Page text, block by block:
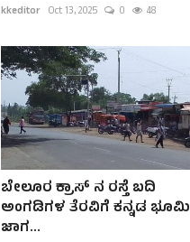
kkeditor Oct 13, 2025 0 48
ಬೇಲೂರ ಕ್ರಾಸ್ ನ ರಸ್ತೆ ಬದಿ
ಅಂಗಡಿಗಳ ತೆರವಿಗೆ ಕನ್ನಡ ಭೂಮಿ
ಜಾಗ...